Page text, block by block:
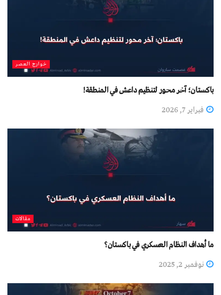
خوارج العصر
باكستان؛ آخر محور لتنظيم داعش في المنطقة!
فبراير 7, 2026
مقالات
ما أهداف النظام العسكري في باكستان؟
نوفمبر 2, 2025